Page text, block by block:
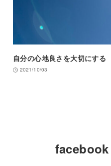
自分の心地良さを大切にする
2021/10/03